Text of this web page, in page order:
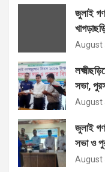
জুলাই
August
সভা,
August
জুলাই
সভা ও
August